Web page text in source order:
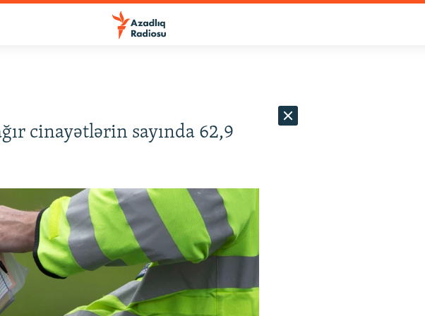
cinayətlərin sayında 62,9